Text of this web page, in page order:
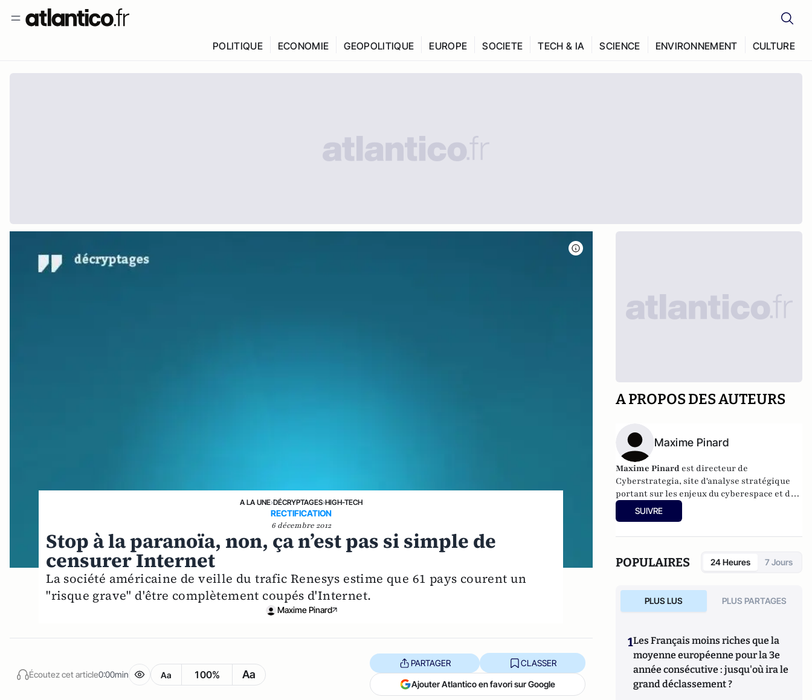
POLITIQUE ECONOMIE GEOPOLITIQUE EUROPE SOCIETE TECH & IA SCIENCE ENVIRONNEMENT CULTURE
A LA UNE›DÉCRYPTAGES›HIGH-TECH
RECTIFICATION
6 décembre 2012
Stop à la paranoïa, non, ça n’est pas si simple de
censurer Internet
La société américaine de veille du trafic Renesys estime que 61 pays courent un
"risque grave" d'être complètement coupés d'Internet.
Maxime Pinard
Écoutez cet article0:00min Aa 100% Aa
PARTAGER CLASSER
Ajouter Atlantico en favori sur Google
A PROPOS DES AUTEURS
Maxime Pinard
Maxime Pinard est directeur de
Cyberstrategia, site d'analyse stratégique
portant sur les enjeux du cyberespace et de
la géopolitique en général. Il est adjoint aux
formations à l'IRIS, en charge de
gestion de projet".
SUIVRE
POPULAIRES 24 Heures 7 Jours
PLUS LUS PLUS PARTAGES
1Les Français moins riches que la
moyenne européenne pour la 3e
année consécutive : jusqu'où ira le
grand déclassement ?